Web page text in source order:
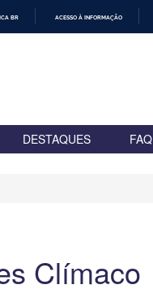
BR ACESSO À INFORMAÇÃO
DESTAQUES FAQ
Clímaco